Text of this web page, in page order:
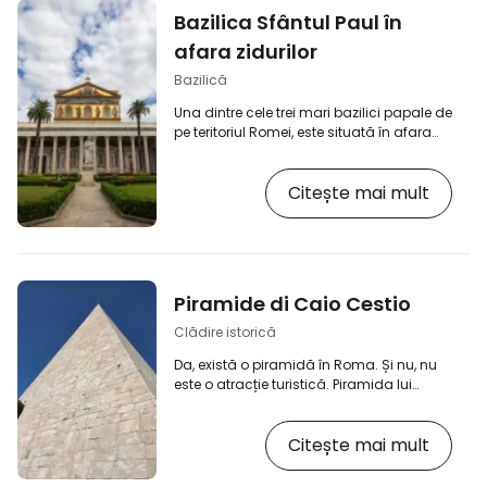
Bazilica Sfântul Paul în
afara zidurilor
Bazilică
Una dintre cele trei mari bazilici papale de
pe teritoriul Romei, este situată în afara
una dintre "vizitele obligatorii" ale Romei.
Inițial o biserică romanică, construcția a
început în secolul al IV-lea, dar nu a fost
aid=2405306;label=p-rim-bazilika-
hradby] Bazilica…
Citește mai mult
Piramide di Caio Cestio
Clădire istorică
Da, există o piramidă în Roma. Și nu, nu
este o atracție turistică. Piramida lui
î.Hr. ca mormânt al oficialului roman
Caius Cestius - într-o perioadă în care
Roma era fascinată de Egipt. Astăzi, se
Citește mai mult